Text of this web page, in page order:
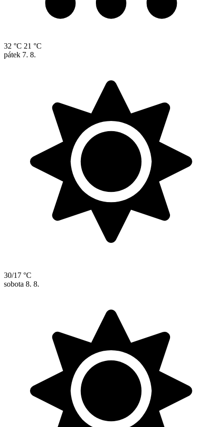
32 °C 21 °C
pátek 7. 8.
30/17 °C
sobota 8. 8.